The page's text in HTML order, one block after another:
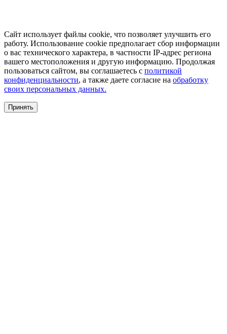
Сайт использует файлы cookie, что позволяет улучшить его
работу. Использование cookie предполагает сбор информации
о вас технического характера, в частности IP-адрес региона
вашего местоположения и другую информацию. Продолжая
пользоваться сайтом, вы соглашаетесь с политикой
конфиденциальности, а также даете согласие на обработку
своих персональных данных.
Принять